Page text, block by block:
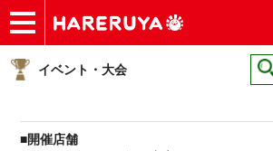
ショップ
買取
記事
デッキ検索
デッキ構築
選手一覧
店舗一覧
イベント
ヘルプ
お問い合わせ ログイン／会員登録
イベント・大会
■開催店舗